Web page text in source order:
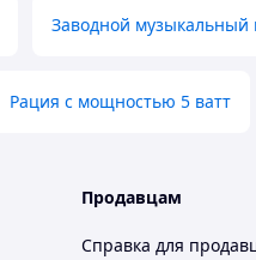
Заводной музыкальный
Рация с мощностью 5 ватт
Продавцам
Справка для